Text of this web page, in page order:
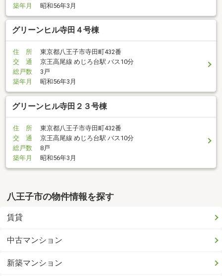
築年月
昭和56年3月
グリーンヒル寺田４号棟
住 所
東京都八王子市寺田町432番
交 通
京王高尾線 めじろ台駅 バス10分
総戸数
3戸
築年月
昭和56年3月
グリーンヒル寺田２３号棟
住 所
東京都八王子市寺田町432番
交 通
京王高尾線 めじろ台駅 バス10分
総戸数
8戸
築年月
昭和56年3月
八王子市の物件情報を探す
賃貸
中古マンション
新築マンション